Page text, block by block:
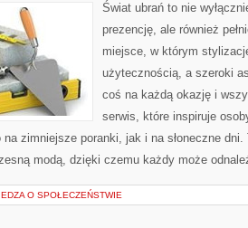
Świat ubrań to nie
prezencję, ale również
miejsce, w którym
użytecznością, a szeroki
coś na każdą okazję i
serwis, które inspiruje
na zimniejsze poranki, jak i na słoneczne
modą, dzięki czemu każdy może
O SPOŁECZEŃSTWIE